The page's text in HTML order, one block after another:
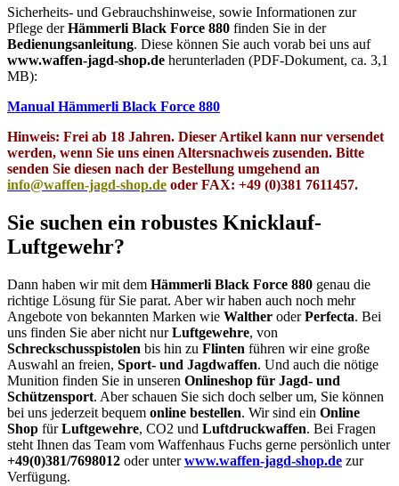
Sicherheits- und Gebrauchshinweise, sowie Informationen zur
Pflege derHämmerli Black Force 880 finden Sie in der
Bedienungsanleitung. Diese können Sie auch vorab bei uns auf
www.waffen-jagd-shop.de herunterladen (PDF-Dokument, ca. 3,1
MB):
Manual Hämmerli Black Force 880
Hinweis: Frei ab 18 Jahren. Dieser Artikel kann nur versendet
werden, wenn Sie uns einen Altersnachweis zusenden. Bitte
senden Sie diesen nach der Bestellung umgehend an
info@waffen-jagd-shop.de oder FAX: +49 (0)381 7611457.
Sie suchen ein robustes Knicklauf-
Luftgewehr?
Dann haben wir mit dem Hämmerli Black Force 880 genau die
richtige Lösung für Sie parat. Aber wir haben auch noch mehr
Angebote von bekannten Marken wie Walther oderPerfecta. Bei
uns finden Sie aber nicht nurLuftgewehre, von
Schreckschusspistolen bis hin zu Flinten führen wir eine große
Auswahl an freien, Sport- und Jagdwaffen. Und auch die nötige
Munition finden Sie in unseren Onlineshop für Jagd- und
Schützensport. Aber schauen Sie sich doch selber um, Sie können
bei uns jederzeit bequem online bestellen. Wir sind ein Online
Shop fürLuftgewehre, CO2 und Luftdruckwaffen. Bei Fragen
steht Ihnen das Team vom Waffenhaus Fuchs gerne persönlich unter
+49(0)381/7698012 oder unterwww.waffen-jagd-shop.de zur
Verfügung.